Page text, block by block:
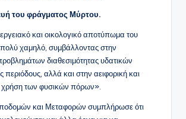
του φράγματος Μύρτου.
και οικολογικό αποτύπωμα του
πολύ χαμηλό, συμβάλλοντας στην
διαθεσιμότητας υδατικών
αλλά και στην αειφορική και
χρήση των φυσικών πόρων».
και Μεταφορών συμπλήρωσε ότι